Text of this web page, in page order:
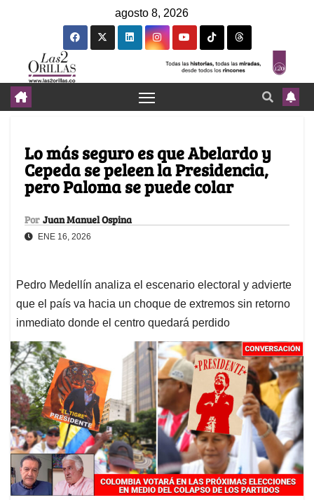
agosto 8, 2026
Lo más seguro es que Abelardo y
Cepeda se peleen la Presidencia,
pero Paloma se puede colar
Por Juan Manuel Ospina
ENE 16, 2026
Pedro Medellín analiza el escenario electoral y advierte
que el país va hacia un choque de extremos sin retorno
inmediato donde el centro quedará perdido